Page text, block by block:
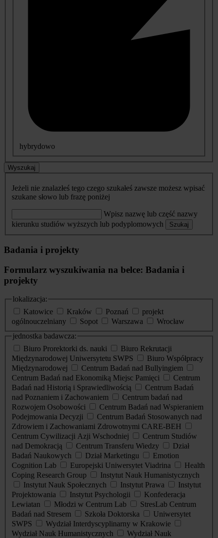
hybrydowo
Wyszukaj
Jeżeli nie znalazłeś tego czego szukałeś zawsze możesz wpisać
szukane słowo lub frazę poniżej
Wpisz nazwę lub część nazwy
kierunku studiów wyższych lub podyplomowych
Szukaj
Badania i projekty
Formularz wyszukiwania na belce: Badania i
projekty
lokalizacja:
Katowice
Kraków Poznań
projekt
ogólnouczelniany
Sopot Warszawa
Wrocław
jednostka badawcza:
Biuro Prorektorki ds. nauki
Biuro Rekrutacji
Międzynarodowej Uniwersytetu SWPS
Biuro Współpracy
Międzynarodowej
Centrum Badań nad Bullyingiem
Centrum Badań nad Ekonomiką Miejsc Pamięci
Centrum
Badań nad Historią i Sprawiedliwością
Centrum Badań
nad Poznaniem i Zachowaniem
Centrum badań nad
Rozwojem Osobowości
Centrum Badań nad Wspieraniem
Podejmowania Decyzji
Centrum Badań Stosowanych nad
Zdrowiem i Zachowaniami Zdrowotnymi CARE-BEH
Centrum Cywilizacji Azji Wschodniej
Centrum Studiów
nad Demokracją
Centrum Transferu Wiedzy
Dział
Badań Naukowych
Dział Marketingu
Emotion
Cognition Lab
Europejski Uniwersytet Viadrina
Health
Coping Research Group
Instytut Nauk Humanistycznych
Instytut Nauk Społecznych
Instytut Prawa
Instytut
Projektowania
Instytut Psychologii
Konfederacja
Lewiatan
Młodzi w Centrum Lab
StresLab Centrum
Badań nad Stresem
Szkoła Doktorska
Uniwersytet
SWPS
Wydział Interdyscyplinarny w Krakowie
Wydział Nauk Humanistycznych
Wydział Nauk